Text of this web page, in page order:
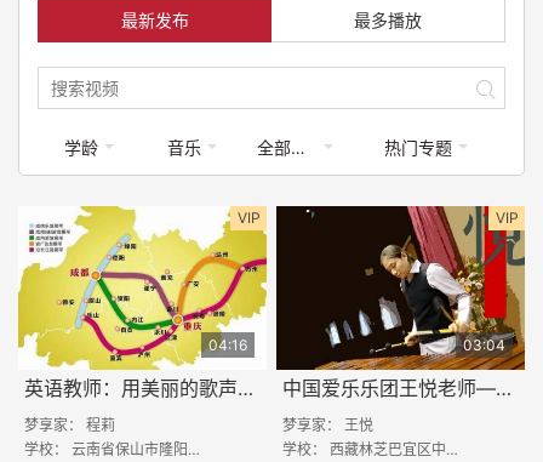
最新发布 最多播放
学龄 音乐 全部梦享家 热门专题
VIP
04:16
英语教师：用美丽的歌声向你介绍我
梦享家： 程莉
学校： 云南省保山市隆阳区汶上中学
VIP
03:04
中国爱乐乐团王悦老师——音乐是什么？
梦享家： 王悦
学校： 西藏林芝巴宜区中学